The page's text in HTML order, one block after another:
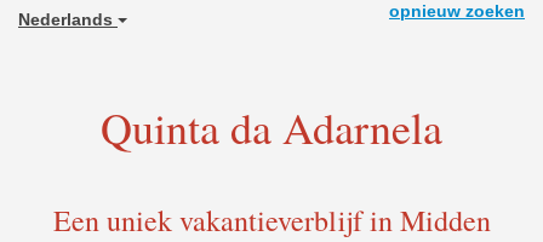
Nederlands opnieuw zoeken
Quinta da Adarnela
Een uniek vakantieverblijf in Midden